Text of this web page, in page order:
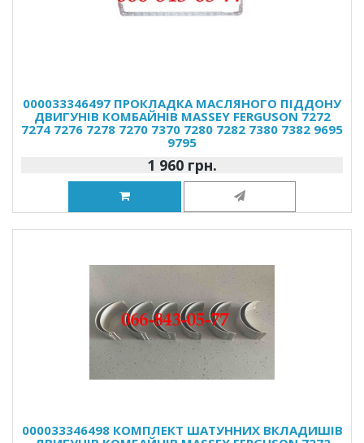
000033346497 ПРОКЛАДКА МАСЛЯНОГО ПІДДОНУ
ДВИГУНІВ КОМБАЙНІВ MASSEY FERGUSON 7272
7274 7276 7278 7270 7370 7280 7282 7380 7382 9695
9795
1 960 грн.
000033346498 КОМПЛЕКТ ШАТУННИХ ВКЛАДИШІВ